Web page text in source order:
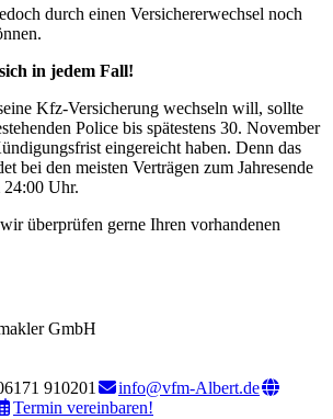
durch einen Versichererwechsel noch
in jedem Fall!
Kfz-Versicherung wechseln will, sollte
Police bis spätestens 30. November
eingereicht haben. Denn das
bei den meisten Verträgen zum Jahresende
24:00 Uhr.
überprüfen gerne Ihren vorhandenen
GmbH
910201
info@vfm-Albert.de
Termin vereinbaren!